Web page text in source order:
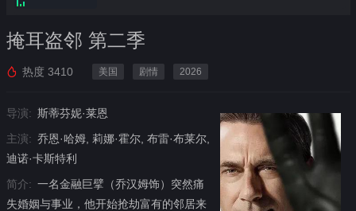
掩耳盗邻 第二季
热度 3410 美国 剧情 2026
导演: 斯蒂芬妮·莱恩
主演: 乔恩·哈姆, 莉娜·霍尔, 布雷·布莱尔,
迪诺·卡斯特利
简介: 一名金融巨擘（乔汉姆饰）突然痛
失婚姻与事业，他开始抢劫富有的邻居来